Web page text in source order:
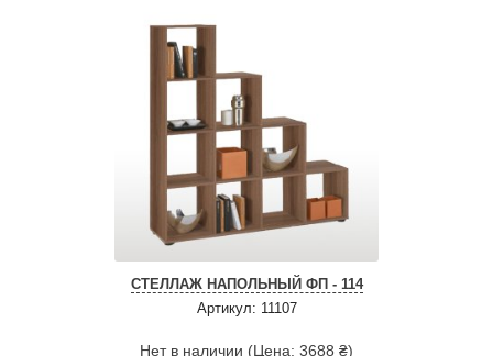
СТЕЛЛАЖ НАПОЛЬНЫЙ ФП - 114
Артикул: 11107
Нет в наличии (Цена: 3688 ₴)